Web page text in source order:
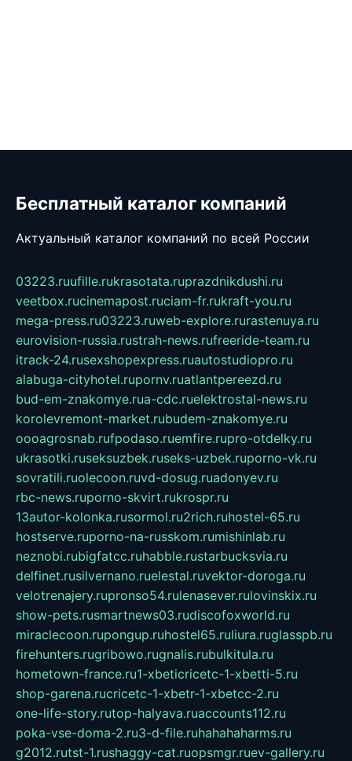
Бесплатный каталог компаний
Актуальный каталог компаний по всей России
03223.ruufille.rukrasotata.ruprazdnikdushi.ru
veetbox.rucinemapost.ruciam-fr.rukraft-you.ru
mega-press.ru03223.ruweb-explore.rurastenuya.ru
eurovision-russia.rustrah-news.rufreeride-team.ru
itrack-24.rusexshopexpress.ruautostudiopro.ru
alabuga-cityhotel.rupornv.ruatlantpereezd.ru
bud-em-znakomye.rua-cdc.ruelektrostal-news.ru
korolevremont-market.rubudem-znakomye.ru
oooagrosnab.rufpodaso.ruemfire.rupro-otdelky.ru
ukrasotki.ruseksuzbek.ruseks-uzbek.ruporno-vk.ru
sovratili.ruolecoon.ruvd-dosug.ruadonyev.ru
rbc-news.ruporno-skvirt.rukrospr.ru
13autor-kolonka.rusormol.ru2rich.ruhostel-65.ru
hostserve.ruporno-na-russkom.rumishinlab.ru
neznobi.rubigfatcc.ruhabble.rustarbucksvia.ru
delfinet.rusilvernano.ruelestal.ruvektor-doroga.ru
velotrenajery.rupronso54.rulenasever.rulovinskix.ru
show-pets.rusmartnews03.rudiscofoxworld.ru
miraclecoon.rupongup.ruhostel65.ruliura.ruglasspb.ru
firehunters.rugribowo.rugnalis.rubulkitula.ru
hometown-france.ru1-xbeticricetc-1-xbetti-5.ru
shop-garena.rucricetc-1-xbetr-1-xbetcc-2.ru
one-life-story.rutop-halyava.ruaccounts112.ru
poka-vse-doma-2.ru3-d-file.ruhahahaharms.ru
g2012.rutst-1.rushaggy-cat.ruopsmgr.ruev-gallery.ru